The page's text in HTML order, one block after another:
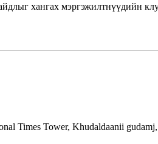
хангах мэргэжилтнүүдийн
Times Tower, Khudaldaanii